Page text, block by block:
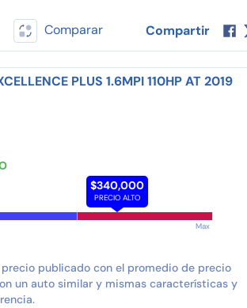
Comparar Compartir
PLUS 1.6MPI 110HP AT 2019
$340,000
PRECIO ALTO
Max
precio publicado con el promedio de precio
un auto similar y mismas características y